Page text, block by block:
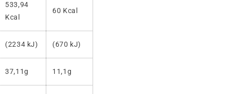
533,94
Kcal
60 Kcal
(2234 kJ) (670 kJ)
37,11g 11,1g